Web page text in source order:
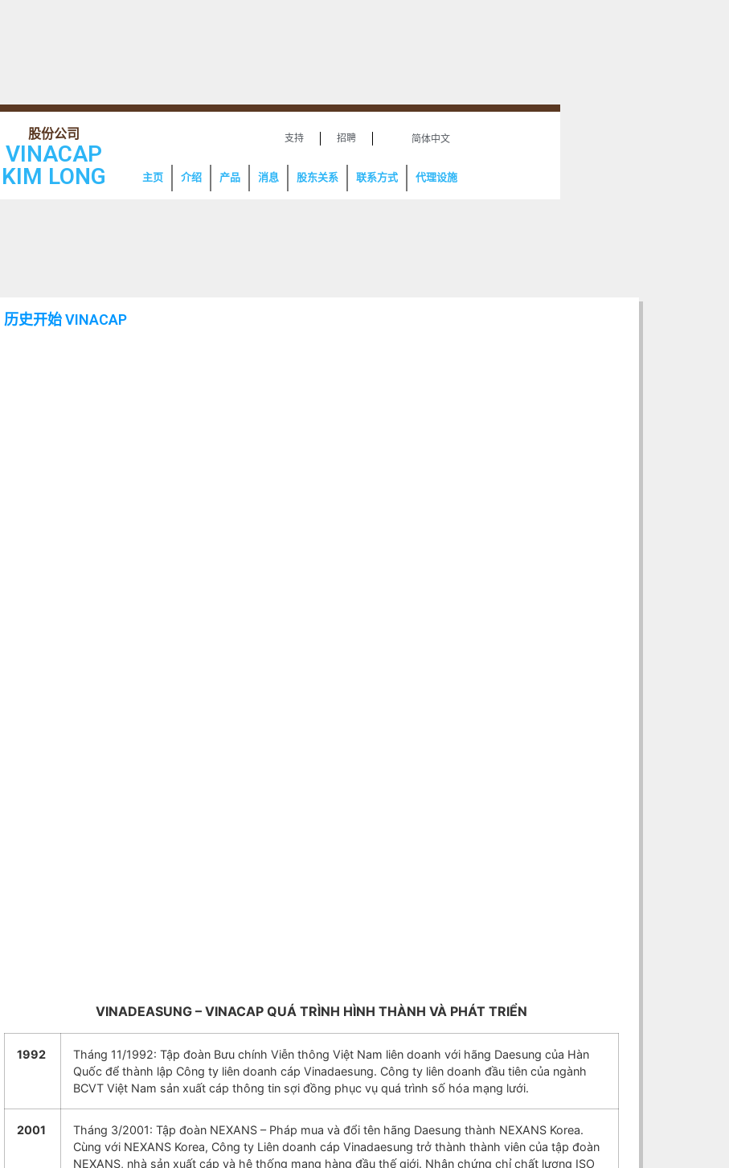
VINACAP
KIM LONG
主页 介绍 产品 消息 股东关系 联系方式 代理设施
支持 招聘 简体中文
历史开始 VINACAP
VINADEASUNG – VINACAP QUÁ TRÌNH HÌNH THÀNH VÀ PHÁT TRIỂN
1992
Tháng 11/1992: Tập đoàn Bưu chính Viễn thông Việt Nam liên doanh với hãng Daesung của Hàn
Quốc để thành lập Công ty liên doanh cáp Vinadaesung. Công ty liên doanh đầu tiên của ngành
BCVT Việt Nam sản xuất cáp thông tin sợi đồng phục vụ quá trình số hóa mạng lưới.
2001
Tháng 3/2001: Tập đoàn NEXANS – Pháp mua và đổi tên hãng Daesung thành NEXANS Korea.
Cùng với NEXANS Korea, Công ty Liên doanh cáp Vinadaesung trở thành thành viên của tập đoàn
NEXANS, nhà sản xuất cáp và hệ thống mạng hàng đầu thế giới. Nhận chứng chỉ chất lượng ISO